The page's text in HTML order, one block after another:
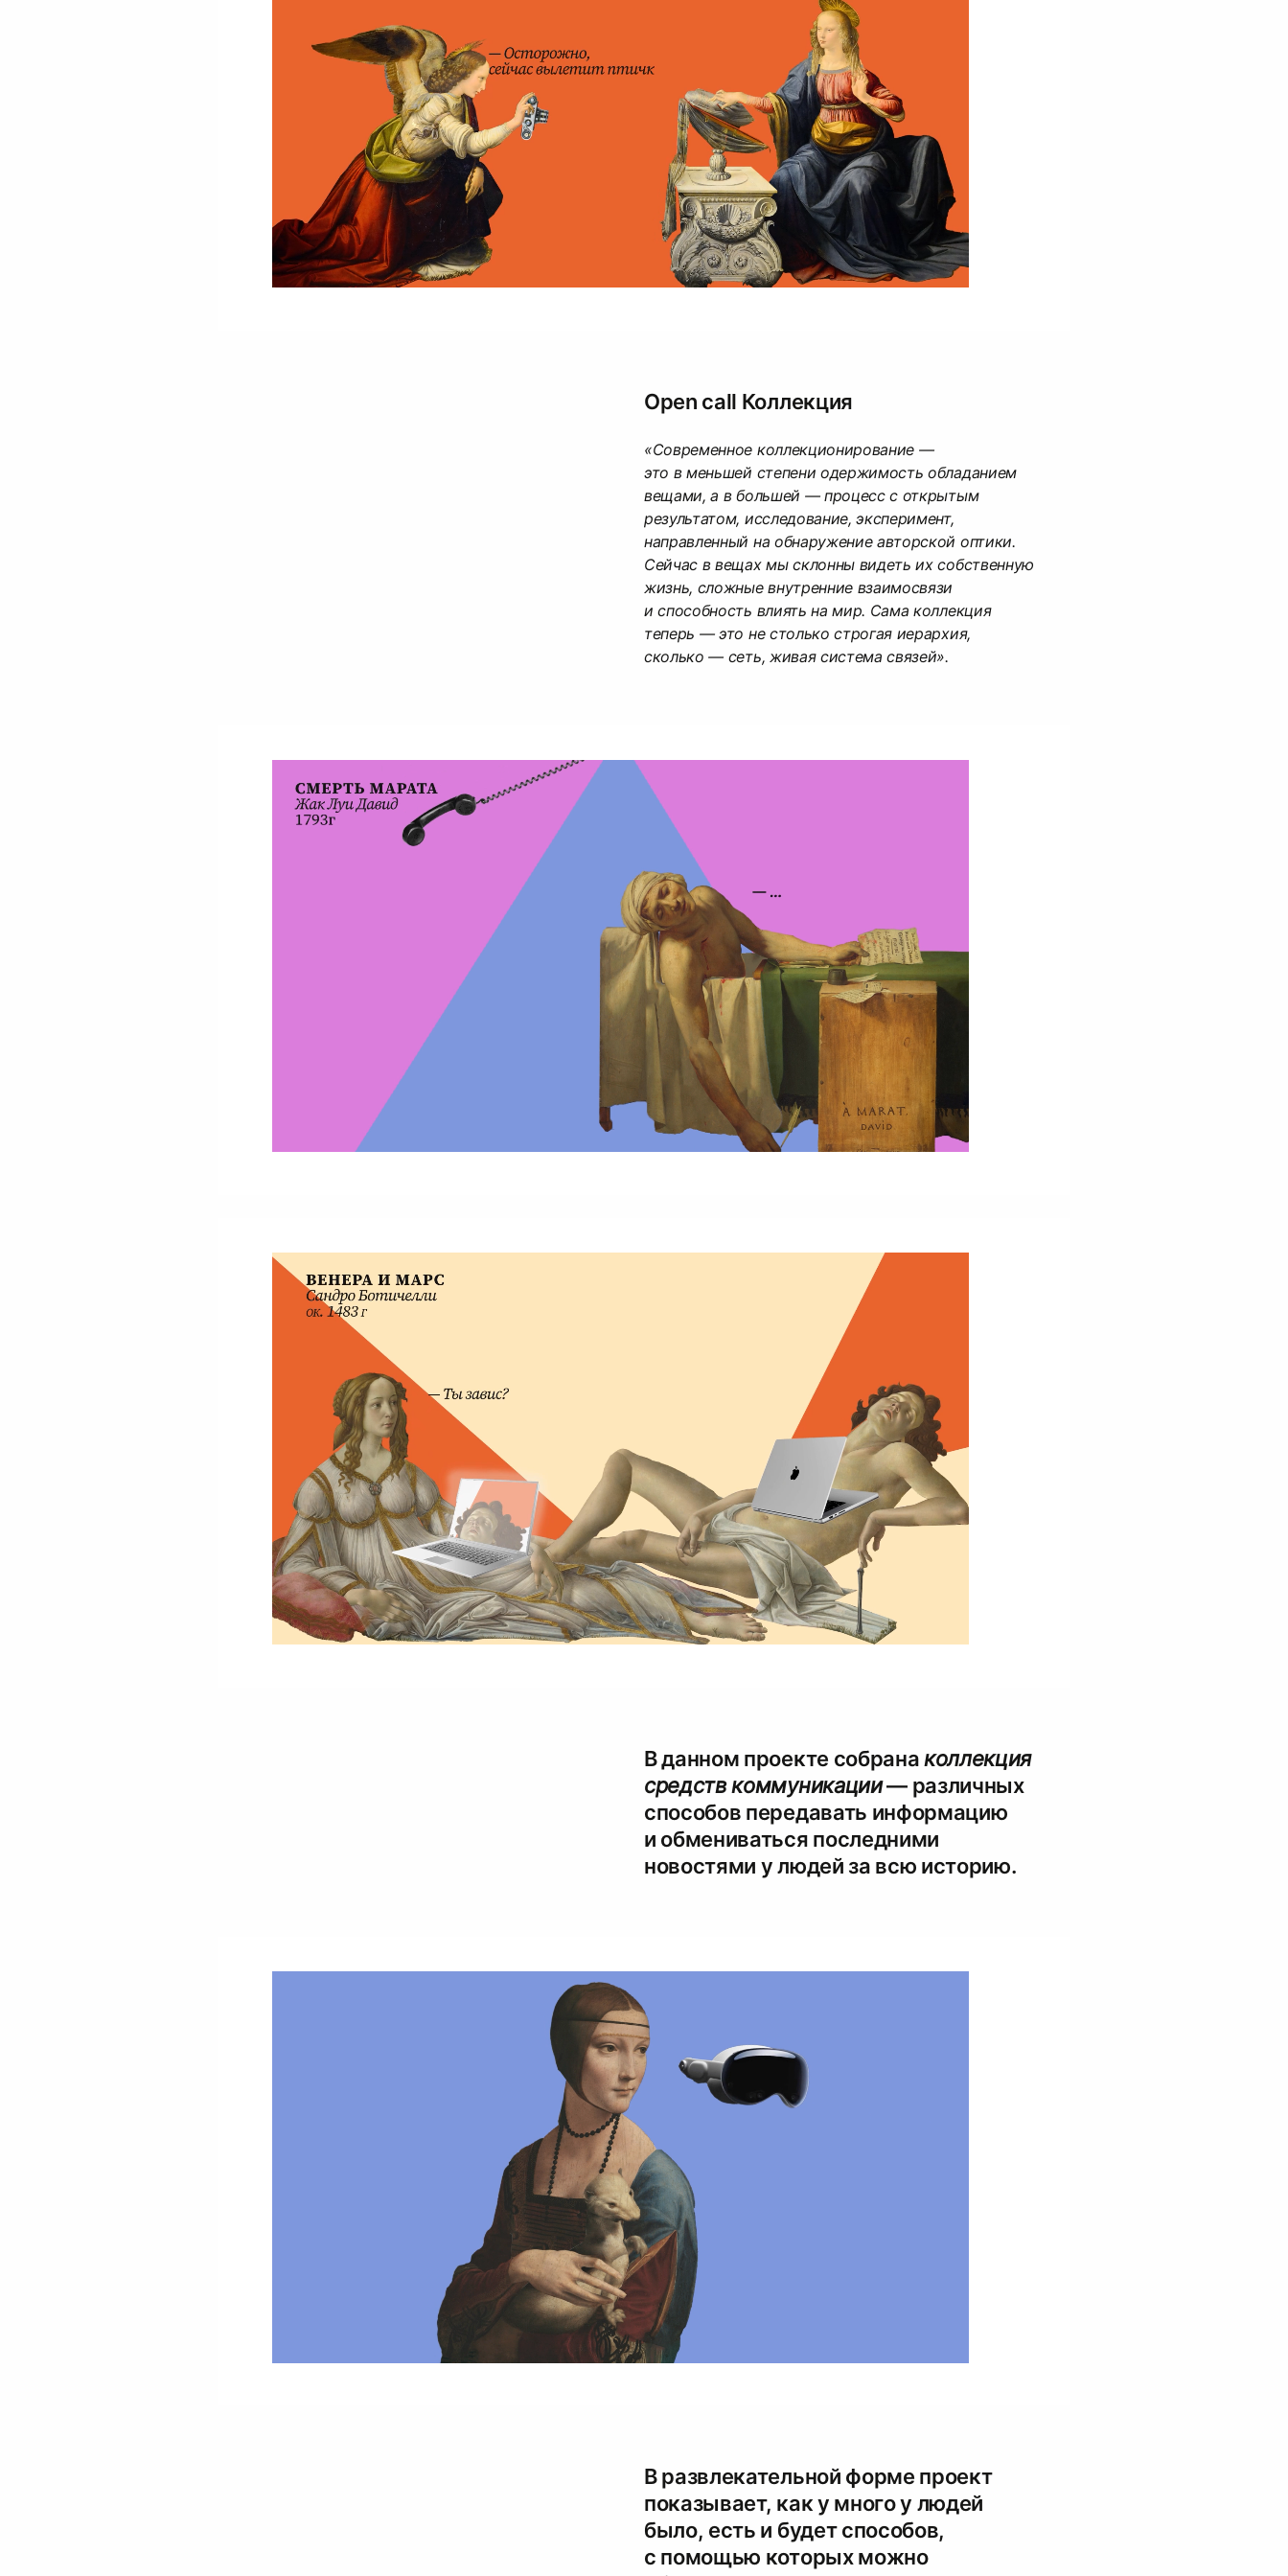
Open call Коллекция
«Современное коллекционирование —
это в меньшей степени одержимость обладанием
вещами, а в большей — процесс с открытым
результатом, исследование, эксперимент,
направленный на обнаружение авторской оптики.
Сейчас в вещах мы склонны видеть их собственную
жизнь, сложные внутренние взаимосвязи
и способность влиять на мир. Сама коллекция
теперь — это не столько строгая иерархия,
сколько — сеть, живая система связей».
В данном проекте собранаколлекция
средств коммуникации— различных
способов передавать информацию
и обмениваться последними
новостями у людей за всю историю.
В развлекательной форме проект
показывает, как у много у людей
было, есть и будет способов,
с помощью которых можно